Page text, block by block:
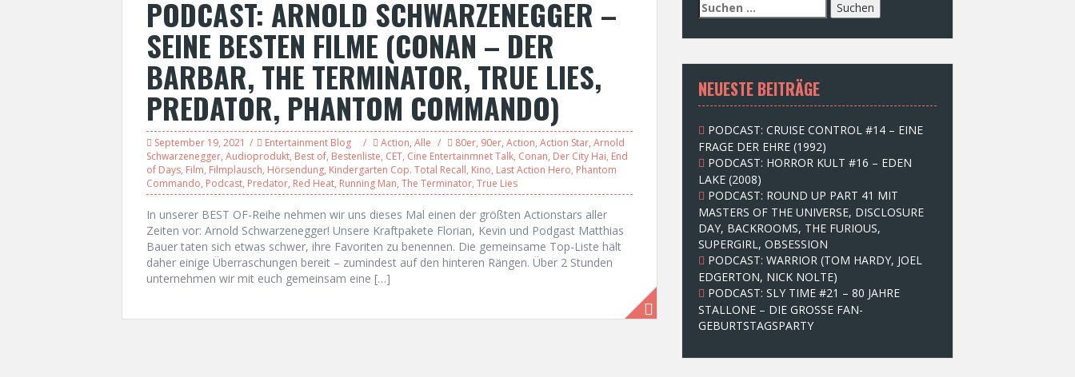
PODCAST: ARNOLD SCHWARZENEGGER –
SEINE BESTEN FILME (CONAN – DER
BARBAR, THE TERMINATOR, TRUE LIES,
PREDATOR, PHANTOM COMMANDO)
September 19, 2021 Entertainment Blog Action, Alle 80er, 90er, Action, Action Star, Arnold
Schwarzenegger, Audioprodukt, Best of, Bestenliste, CET, Cine Entertainmnet Talk, Conan, Der City Hai, End
of Days, Film, Filmplausch, Hörsendung, Kindergarten Cop. Total Recall, Kino, Last Action Hero, Phantom
Commando, Podcast, Predator, Red Heat, Running Man, The Terminator, True Lies
In unserer BEST OF-Reihe nehmen wir uns dieses Mal einen der größten Actionstars aller
Zeiten vor: Arnold Schwarzenegger! Unsere Kraftpakete Florian, Kevin und Podgast Matthias
Bauer taten sich etwas schwer, ihre Favoriten zu benennen. Die gemeinsame Top-Liste hält
daher einige Überraschungen bereit – zumindest auf den hinteren Rängen. Über 2 Stunden
unternehmen wir mit euch gemeinsam eine […]
S
u
c
e
n
n
c
h
:
NEUESTE BEITRÄGE
PODCAST: CRUISE CONTROL #14 – EINE
FRAGE DER EHRE (1992)
PODCAST: HORROR KULT #16 – EDEN
LAKE (2008)
PODCAST: ROUND UP PART 41 MIT
MASTERS OF THE UNIVERSE, DISCLOSURE
DAY, BACKROOMS, THE FURIOUS,
SUPERGIRL, OBSESSION
PODCAST: WARRIOR (TOM HARDY, JOEL
EDGERTON, NICK NOLTE)
PODCAST: SLY TIME #21 – 80 JAHRE
STALLONE – DIE GROSSE FAN-
GEBURTSTAGSPARTY